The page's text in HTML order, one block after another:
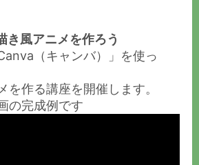
風アニメを作ろう
（キャンバ）」を使っ
を作る講座を開催します。
の完成例です